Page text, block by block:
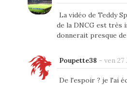
La vidéo de Teddy
de la DNCG est très
donnerait presque
Poupette38 - ven 27
De l'espoir ? je l'ai